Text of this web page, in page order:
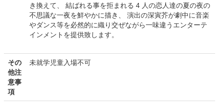
き換えて、 結ばれる事を拒まれる 4 人の恋人達の夏の夜の
不思議な一夜を鮮やかに描き、 演出の深寅芥が劇中に音楽
やダンス等を必然的に織り交ぜながら一味違うエンターテ
インメントを提供致します。
その
他注
意事
項
未就学児童入場不可